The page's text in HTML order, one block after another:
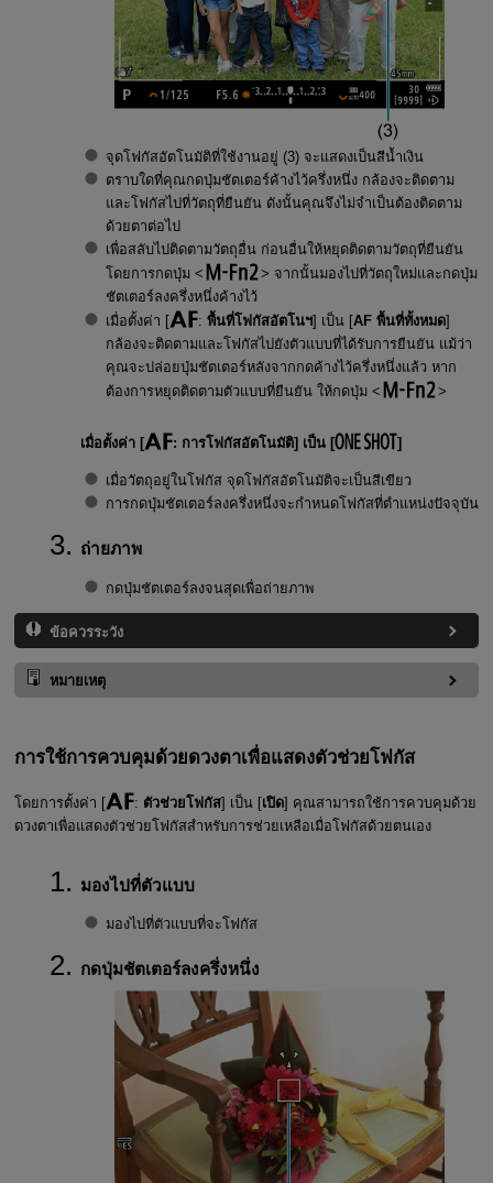
จุดโฟกัสอัตโนมัติที่ใช้งานอยู่ (3) จะแสดงเป็นสีน้ำเงิน
ตราบใดที่คุณกดปุ่มชัตเตอร์ค้างไว้ครึ่งหนึ่ง กล้องจะติดตาม
และโฟกัสไปที่วัตถุที่ยืนยัน ดังนั้นคุณจึงไม่จำเป็นต้องติดตาม
ด้วยตาต่อไป
เพื่อสลับไปติดตามวัตถุอื่น ก่อนอื่นให้หยุดติดตามวัตถุที่ยืนยัน
โดยการกดปุ่ม
จากนั้นมองไปที่วัตถุใหม่และกดปุ่ม
ชัตเตอร์ลงครึ่งหนึ่งค้างไว้
เมื่อตั้งค่า [
: พื้นที่โฟกัสอัตโนฯ] เป็น [AF พื้นที่ทั้งหมด]
กล้องจะติดตามและโฟกัสไปยังตัวแบบที่ได้รับการยืนยัน แม้ว่า
คุณจะปล่อยปุ่มชัตเตอร์หลังจากกดค้างไว้ครึ่งหนึ่งแล้ว หาก
ต้องการหยุดติดตามตัวแบบที่ยืนยัน ให้กดปุ่ม
เมื่อตั้งค่า [ : การโฟกัสอัตโนมัติ] เป็น [ ]
เมื่อวัตถุอยู่ในโฟกัส จุดโฟกัสอัตโนมัติจะเป็นสีเขียว
การกดปุ่มชัตเตอร์ลงครึ่งหนึ่งจะกำหนดโฟกัสที่ตำแหน่งปัจจุบัน
ถ่ายภาพ
กดปุ่มชัตเตอร์ลงจนสุดเพื่อถ่ายภาพ
ข้อควรระวัง
หมายเหตุ
การใช้การควบคุมด้วยดวงตาเพื่อแสดงตัวช่วยโฟกัส
โดยการตั้งค่า [ : ตัวช่วยโฟกัส] เป็น [เปิด] คุณสามารถใช้การควบคุมด้วย
ดวงตาเพื่อแสดงตัวช่วยโฟกัสสำหรับการช่วยเหลือเมื่อโฟกัสด้วยตนเอง
มองไปที่ตัวแบบ
มองไปที่ตัวแบบที่จะโฟกัส
กดปุ่มชัตเตอร์ลงครึ่งหนึ่ง